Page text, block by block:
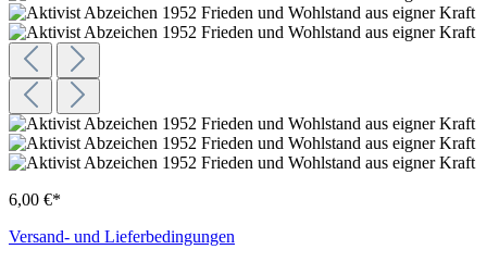
6,00 €*
Versand- und Lieferbedingungen